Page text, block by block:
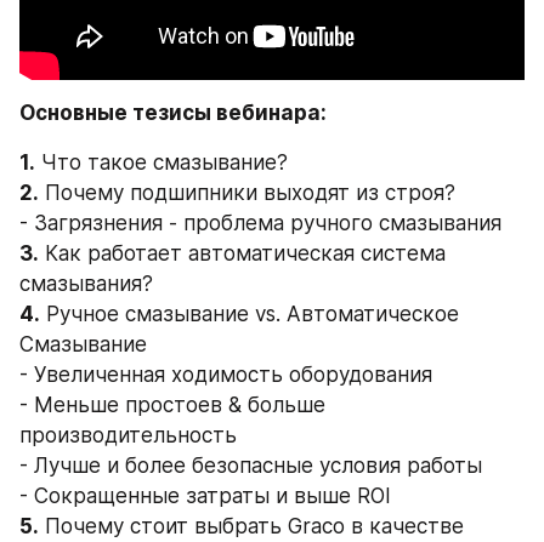
Основные тезисы вебинара:
1. Что такое смазывание?
2. Почему подшипники выходят из строя?
- Загрязнения - проблема ручного смазывания
3. Как работает автоматическая система
смазывания?
4. Ручное смазывание vs. Автоматическое
Смазывание
- Увеличенная ходимость оборудования
- Меньше простоев & больше
производительность
- Лучше и более безопасные условия работы
- Сокращенные затраты и выше ROI
5. Почему стоит выбрать Graco в качестве